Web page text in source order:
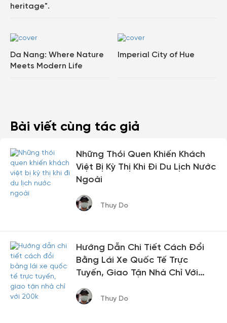
heritage".
Da Nang: Where Nature
Meets Modern Life
Imperial City of Hue
Bài viết cùng tác giả
Những Thói Quen Khiến Khách
Việt Bị Kỳ Thị Khi Đi Du Lịch Nước
Ngoài
Thuy Do
Hướng Dẫn Chi Tiết Cách Đổi
Bằng Lái Xe Quốc Tế Trực
Tuyến, Giao Tận Nhà Chỉ Với
200k
Thuy Do